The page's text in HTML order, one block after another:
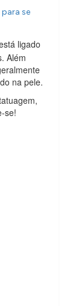
se
ligado
Além
na pele.
se!